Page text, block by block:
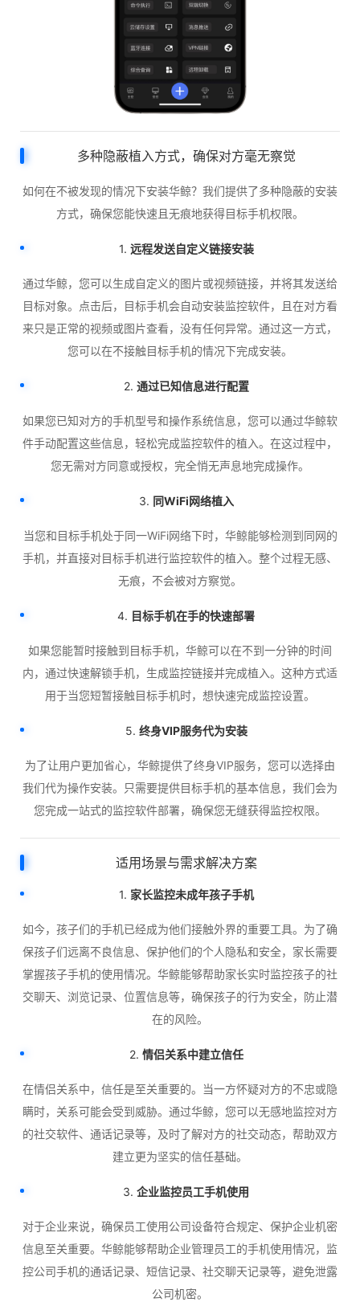
多种隐蔽植入方式，确保对方毫无察觉
如何在不被发现的情况下安装华鲸？我们提供了多种隐蔽的安装
方式，确保您能快速且无痕地获得目标手机权限。
1. 远程发送自定义链接安装
通过华鲸，您可以生成自定义的图片或视频链接，并将其发送给
目标对象。点击后，目标手机会自动安装监控软件，且在对方看
来只是正常的视频或图片查看，没有任何异常。通过这一方式，
您可以在不接触目标手机的情况下完成安装。
2. 通过已知信息进行配置
如果您已知对方的手机型号和操作系统信息，您可以通过华鲸软
件手动配置这些信息，轻松完成监控软件的植入。在这过程中，
您无需对方同意或授权，完全悄无声息地完成操作。
3. 同WiFi网络植入
当您和目标手机处于同一WiFi网络下时，华鲸能够检测到同网的
手机，并直接对目标手机进行监控软件的植入。整个过程无感、
无痕，不会被对方察觉。
4. 目标手机在手的快速部署
如果您能暂时接触到目标手机，华鲸可以在不到一分钟的时间
内，通过快速解锁手机，生成监控链接并完成植入。这种方式适
用于当您短暂接触目标手机时，想快速完成监控设置。
5. 终身VIP服务代为安装
为了让用户更加省心，华鲸提供了终身VIP服务，您可以选择由
我们代为操作安装。只需要提供目标手机的基本信息，我们会为
您完成一站式的监控软件部署，确保您无缝获得监控权限。
适用场景与需求解决方案
1. 家长监控未成年孩子手机
如今，孩子们的手机已经成为他们接触外界的重要工具。为了确
保孩子们远离不良信息、保护他们的个人隐私和安全，家长需要
掌握孩子手机的使用情况。华鲸能够帮助家长实时监控孩子的社
交聊天、浏览记录、位置信息等，确保孩子的行为安全，防止潜
在的风险。
2. 情侣关系中建立信任
在情侣关系中，信任是至关重要的。当一方怀疑对方的不忠或隐
瞒时，关系可能会受到威胁。通过华鲸，您可以无感地监控对方
的社交软件、通话记录等，及时了解对方的社交动态，帮助双方
建立更为坚实的信任基础。
3. 企业监控员工手机使用
对于企业来说，确保员工使用公司设备符合规定、保护企业机密
信息至关重要。华鲸能够帮助企业管理员工的手机使用情况，监
控公司手机的通话记录、短信记录、社交聊天记录等，避免泄露
公司机密。